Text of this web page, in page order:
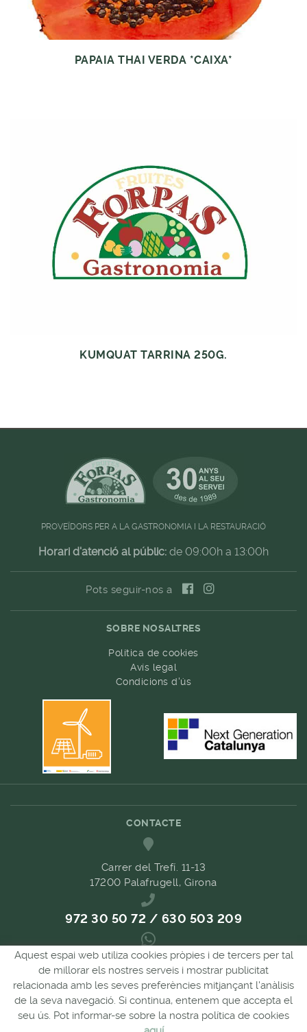
PAPAIA THAI VERDA *CAIXA*
KUMQUAT TARRINA 250G.
PROVEÏDORS PER A LA GASTRONOMIA I LA RESTAURACIÓ
Horari d'atenció al públic: de 09:00h a 13:00h
Pots seguir-nos a
SOBRE NOSALTRES
Política de cookies
Avís legal
Condicions d'ús
CONTACTE
Carrer del Trefí. 11-13
17200 Palafrugell, Girona
972 30 50 72 / 630 503 209
689 657 489
comandes@forpasgastronomia.com
Aquest espai web utiliza cookies pròpies i de tercers per tal
de millorar els nostres serveis i mostrar publicitat
relacionada amb les seves preferències mitjançant l'anàlisis
de la seva navegació. Si continua, entenem que accepta el
seu ús. Pot informar-se sobre la nostra política de cookies